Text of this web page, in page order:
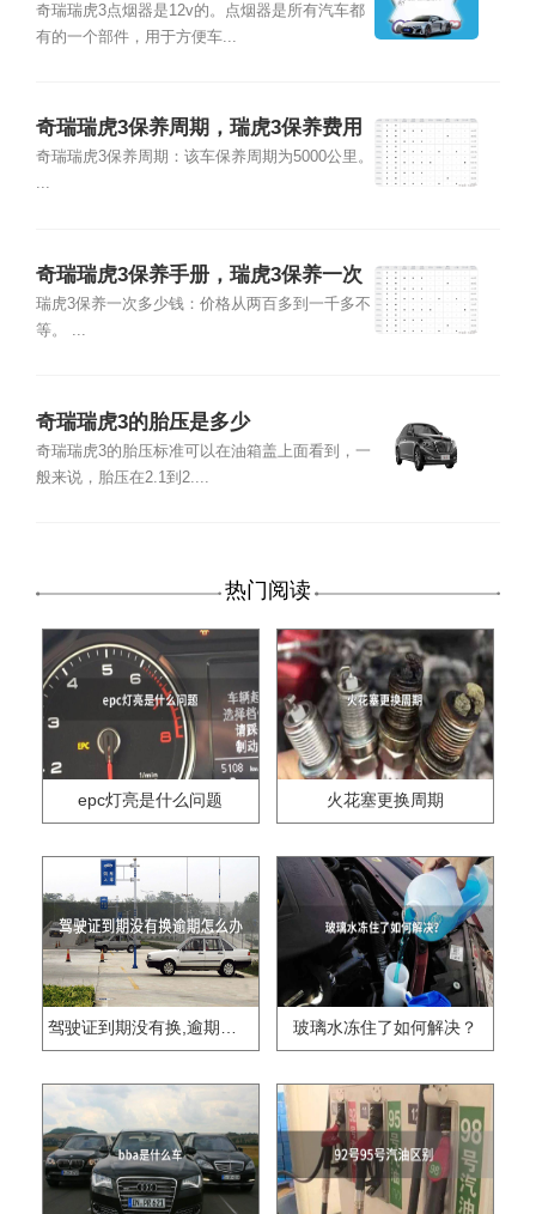
奇瑞瑞虎3点烟器是12v的。点烟器是所有汽车都
有的一个部件，用于方便车...
奇瑞瑞虎3保养周期，瑞虎3保养费用
明细表
奇瑞瑞虎3保养周期：该车保养周期为5000公里。
...
奇瑞瑞虎3保养手册，瑞虎3保养一次
多少钱
瑞虎3保养一次多少钱：价格从两百多到一千多不
等。 ...
奇瑞瑞虎3的胎压是多少
奇瑞瑞虎3的胎压标准可以在油箱盖上面看到，一
般来说，胎压在2.1到2....
热门阅读
epc灯亮是什么问题 火花塞更换周期
驾驶证到期没有换,逾期怎么办?? 玻璃水冻住了如何解决？